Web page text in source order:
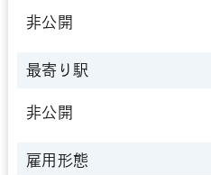
非公開
最寄り駅
非公開
雇用形態